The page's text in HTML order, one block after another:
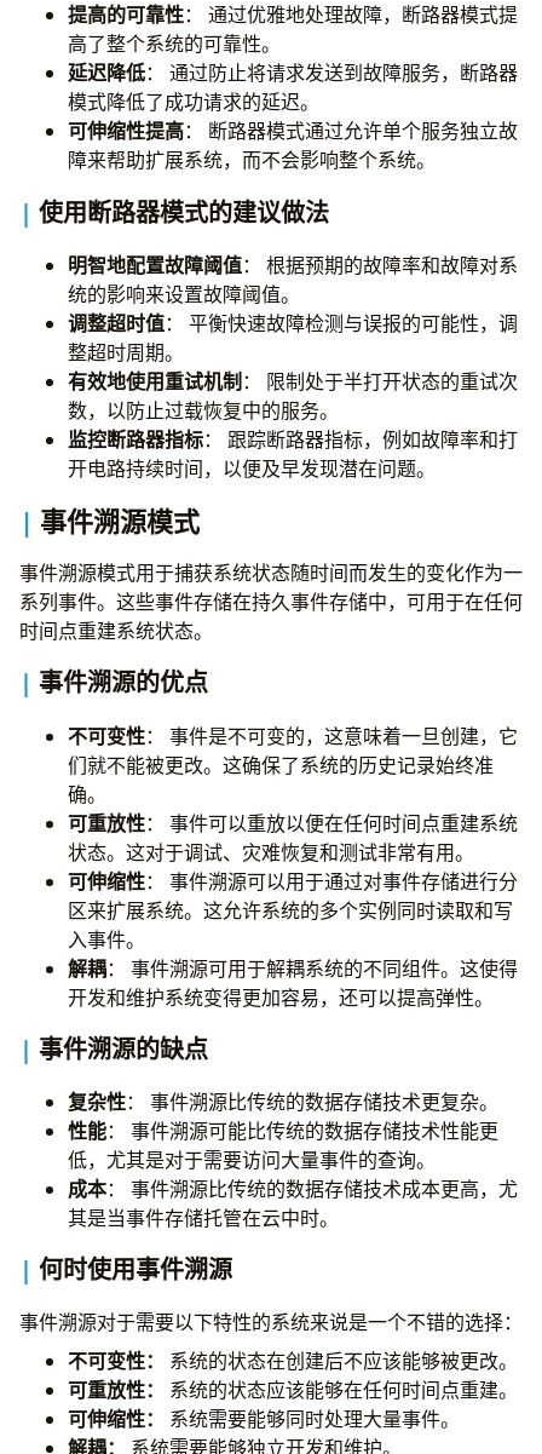
提高的可靠性： 通过优雅地处理故障，断路器模式提
高了整个系统的可靠性。
延迟降低： 通过防止将请求发送到故障服务，断路器
模式降低了成功请求的延迟。
可伸缩性提高： 断路器模式通过允许单个服务独立故
障来帮助扩展系统，而不会影响整个系统。
使用断路器模式的建议做法
明智地配置故障阈值： 根据预期的故障率和故障对系
统的影响来设置故障阈值。
调整超时值： 平衡快速故障检测与误报的可能性，调
整超时周期。
有效地使用重试机制 ： 限制处于半打开状态的重试次
数，以防止过载恢复中的服务。
监控断路器指标： 跟踪断路器指标，例如故障率和打
开电路持续时间，以便及早发现潜在问题。
事件溯源模式
事件溯源模式用于捕获系统状态随时间而发生的变化作为一
系列事件。这些事件存储在持久事件存储中，可用于在任何
时间点重建系统状态。
事件溯源的优点
不可变性： 事件是不可变的，这意味着一旦创建，它
们就不能被更改。这确保了系统的历史记录始终准
确。
可重放性： 事件可以重放以便在任何时间点重建系统
状态。这对于调试、灾难恢复和测试非常有用。
可伸缩性： 事件溯源可以用于通过对事件存储进行分
区来扩展系统。这允许系统的多个实例同时读取和写
入事件。
解耦： 事件溯源可用于解耦系统的不同组件。这使得
开发和维护系统变得更加容易，还可以提高弹性。
事件溯源的缺点
复杂性： 事件溯源比传统的数据存储技术更复杂。
性能： 事件溯源可能比传统的数据存储技术性能更
低，尤其是对于需要访问大量事件的查询。
成本： 事件溯源比传统的数据存储技术成本更高，尤
其是当事件存储托管在云中时。
何时使用事件溯源
事件溯源对于需要以下特性的系统来说是一个不错的选择：
不可变性：
系统的状态在创建后不应该能够被更改。
可重放性：
系统的状态应该能够在任何时间点重建。
可伸缩性：
系统需要能够同时处理大量事件。
解耦：
系统需要能够独立开发和维护。